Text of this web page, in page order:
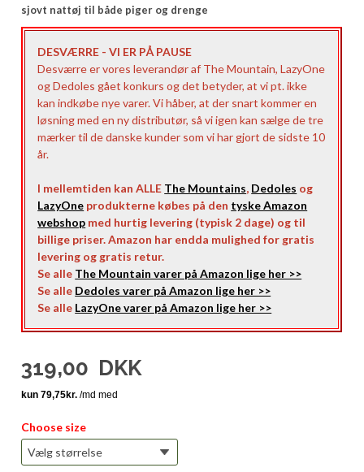
sjovt nattøj til både piger og drenge
DESVÆRRE - VI ER PÅ PAUSE
Desværre er vores leverandør af The Mountain, LazyOne
og Dedoles gået konkurs og det betyder, at vi pt. ikke
kan indkøbe nye varer. Vi håber, at der snart kommer en
løsning med en ny distributør, så vi igen kan sælge de tre
mærker til de danske kunder som vi har gjort de sidste 10
år.
I mellemtiden kan ALLE The Mountains, Dedoles og
LazyOne produkterne købes på den tyske Amazon
webshop med hurtig levering (typisk 2 dage) og til
billige priser. Amazon har endda mulighed for gratis
levering og gratis retur.
Se alle The Mountain varer på Amazon lige her >>
Se alle Dedoles varer på Amazon lige her >>
Se alle LazyOne varer på Amazon lige her >>
319,00 DKK
Choose size